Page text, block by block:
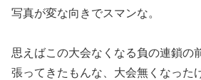
写真が変な向きでスマンな。
思えばこの大会なくなる負の連鎖の
張ってきたもんな、大会無くなった